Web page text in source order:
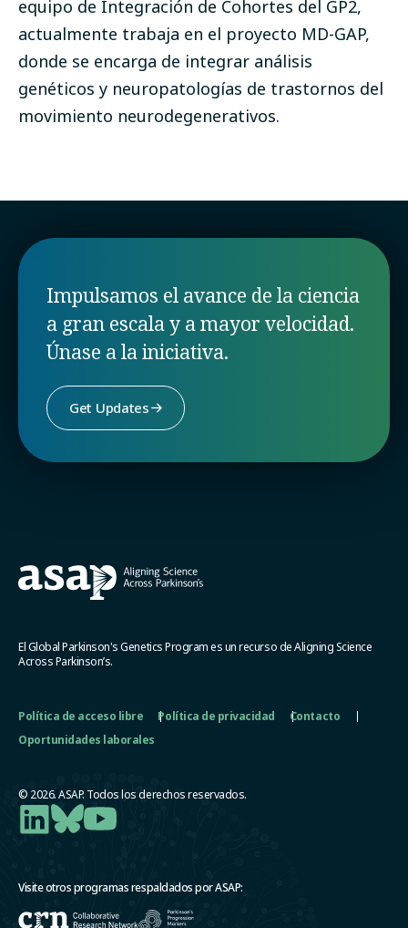
equipo de Integración de Cohortes del GP2,
actualmente trabaja en el proyecto MD-GAP,
donde se encarga de integrar análisis
genéticos y neuropatologías de trastornos del
movimiento neurodegenerativos.
Impulsamos el avance de la ciencia
a gran escala y a mayor velocidad.
Únase a la iniciativa.
Get Updates
El Global Parkinson's Genetics Program es un recurso de Aligning Science
Across Parkinson’s.
Política de acceso libre Política de privacidad
Contacto
Oportunidades laborales
© 2026. ASAP. Todos los derechos reservados.
Visite otros programas respaldados por ASAP: